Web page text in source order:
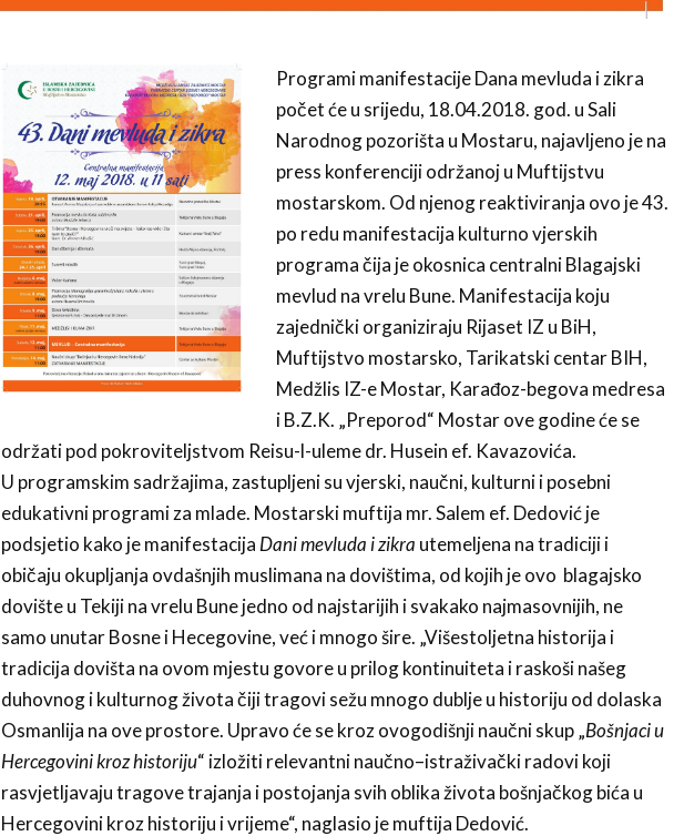
Programi manifestacije Dana mevluda i zikra
počet će u srijedu, 18.04.2018. god. u Sali
Narodnog pozorišta u Mostaru, najavljeno je na
press konferenciji održanoj u Muftijstvu
mostarskom. Od njenog reaktiviranja ovo je 43.
po redu manifestacija kulturno vjerskih
programa čija je okosnica centralni Blagajski
mevlud na vrelu Bune. Manifestacija koju
zajednički organiziraju Rijaset IZ u BiH,
Muftijstvo mostarsko, Tarikatski centar BIH,
Medžlis IZ-e Mostar, Karađoz-begova medresa
i B.Z.K. „Preporod“ Mostar ove godine će se
održati pod pokroviteljstvom Reisu-l-uleme dr. Husein ef. Kavazovića.
U programskim sadržajima, zastupljeni su vjerski, naučni, kulturni i posebni
edukativni programi za mlade. Mostarski muftija mr. Salem ef. Dedović je
podsjetio kako je manifestacija Dani mevluda i zikra utemeljena na tradiciji i
običaju okupljanja ovdašnjih muslimana na dovištima, od kojih je ovo blagajsko
dovište u Tekiji na vrelu Bune jedno od najstarijih i svakako najmasovnijih, ne
samo unutar Bosne i Hecegovine, već i mnogo šire. „Višestoljetna historija i
tradicija dovišta na ovom mjestu govore u prilog kontinuiteta i raskoši našeg
duhovnog i kulturnog života čiji tragovi sežu mnogo dublje u historiju od dolaska
Osmanlija na ove prostore. Upravo će se kroz ovogodišnji naučni skup „Bošnjaci u
Hercegovini kroz historiju“ izložiti relevantni naučno–istraživački radovi koji
rasvjetljavaju tragove trajanja i postojanja svih oblika života bošnjačkog bića u
Hercegovini kroz historiju i vrijeme“, naglasio je muftija Dedović.